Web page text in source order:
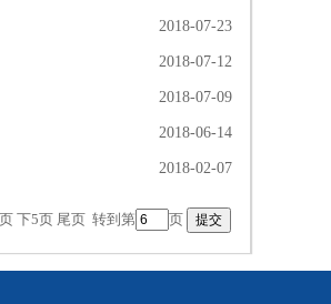
2018-07-23
2018-07-12
2018-07-09
2018-06-14
2018-02-07
下5页 尾页 转到第 页